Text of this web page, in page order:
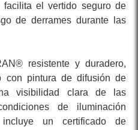
el vertido seguro de
de derrames durante las
resistente y duradero,
con pintura de difusión de
visibilidad clara de las
de iluminación
un certificado de